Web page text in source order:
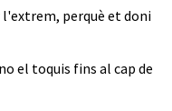
l'extrem, perquè et doni
el toquis fins al cap de